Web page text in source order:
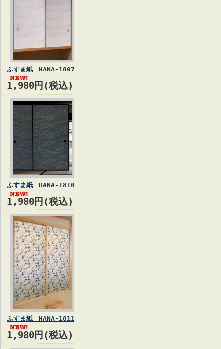
ふすま紙 HANA-1807
1,980円(税込)
ふすま紙 HANA-1810
1,980円(税込)
ふすま紙 HANA-1811
1,980円(税込)